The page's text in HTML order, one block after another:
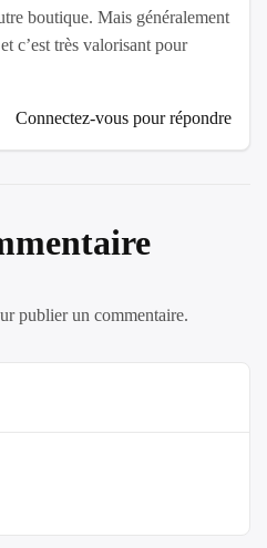
boutique. Mais généralement
c’est très valorisant pour
Connectez-vous pour répondre
publier un commentaire.